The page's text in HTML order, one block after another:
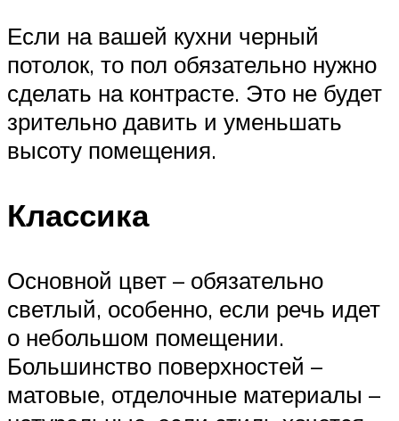
Если на вашей кухни черный
потолок, то пол обязательно нужно
сделать на контрасте. Это не будет
зрительно давить и уменьшать
высоту помещения.
Классика
Основной цвет – обязательно
светлый, особенно, если речь идет
о небольшом помещении.
Большинство поверхностей –
матовые, отделочные материалы –